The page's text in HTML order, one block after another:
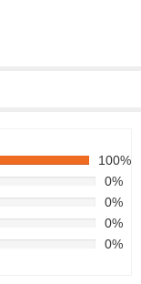
100%
0%
0%
0%
0%